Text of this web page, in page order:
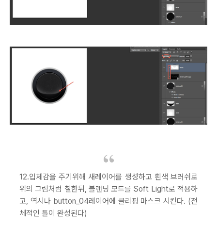
12.입체감을 주기위해 새레이어를 생성하고 흰색 브러쉬로
위의 그림처럼 칠한뒤, 블랜딩 모드를 Soft Light로 적용하
고, 역시나 button_04레이어에 클리핑 마스크 시킨다. (전
체적인 틀이 완성된다)